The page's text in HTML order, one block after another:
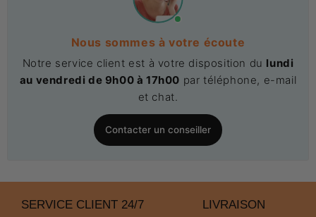
Nous sommes à votre écoute
Notre service client est à votre disposition du lundi
au vendredi de 9h00 à 17h00 par téléphone, e-mail
et chat.
Contacter un conseiller
SERVICE CLIENT 24/7 LIVRAISON